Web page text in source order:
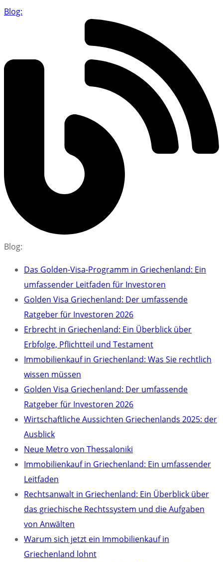
Blog:
Blog:
Das Golden-Visa-Programm in Griechenland: Ein
umfassender Leitfaden für Investoren
Golden Visa Griechenland: Der umfassende
Ratgeber für Investoren 2026
Erbrecht in Griechenland: Ein Überblick über
Erbfolge, Pflichtteil und Testament
Immobilienkauf in Griechenland: Was Sie rechtlich
wissen müssen
Golden Visa Griechenland: Der umfassende
Ratgeber für Investoren 2026
Wirtschaftliche Aussichten Griechenlands 2025: der
Ausblick
Neue Metro von Thessaloniki
Immobilienkauf in Griechenland: Ein umfassender
Leitfaden
Rechtsanwalt in Griechenland: Ein Überblick über
das griechische Rechtssystem und die Aufgaben
von Anwälten
Warum sich jetzt ein Immobilienkauf in
Griechenland lohnt